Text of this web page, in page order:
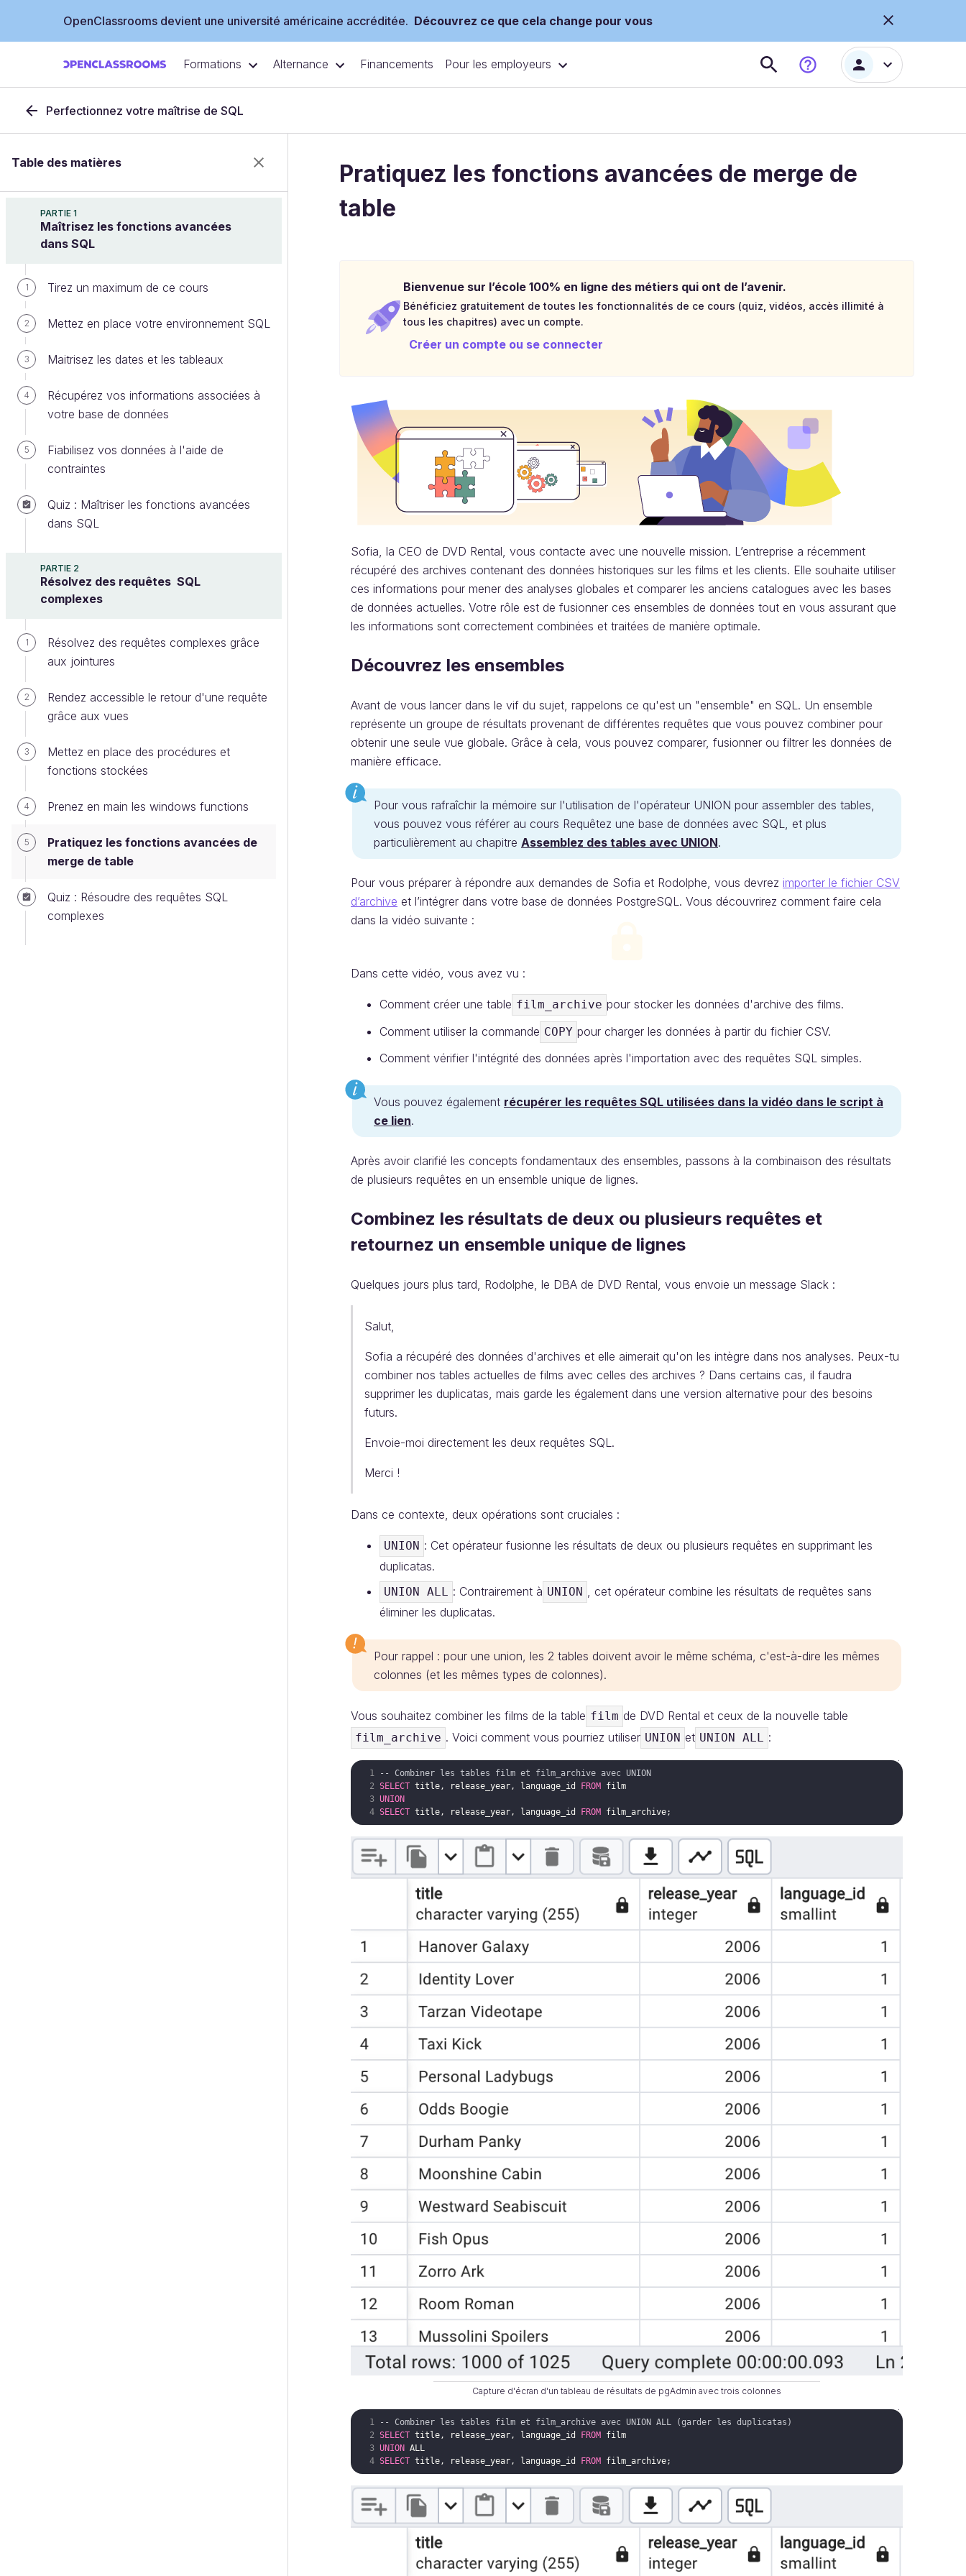
OpenClassrooms devient une université américaine accréditée. Découvrez ce que cela change pour vous
Formations Alternance Financements Pour les employeurs
Perfectionnez votre maîtrise de SQL
Table des matières
PARTIE 1
Maîtrisez les fonctions avancées
dans SQL
1 Tirez un maximum de ce cours
2 Mettez en place votre environnement SQL
3 Maitrisez les dates et les tableaux
4
Récupérez vos informations associées à
votre base de données
5
Fiabilisez vos données à l'aide de
contraintes
Quiz : Maîtriser les fonctions avancées
dans SQL
PARTIE 2
Résolvez des requêtes SQL
complexes
1
Résolvez des requêtes complexes grâce
aux jointures
2
Rendez accessible le retour d'une requête
grâce aux vues
3
Mettez en place des procédures et
fonctions stockées
4 Prenez en main les windows functions
5
Pratiquez les fonctions avancées de
merge de table
Quiz : Résoudre des requêtes SQL
complexes
Pratiquez les fonctions avancées de merge de
table
Bienvenue sur l’école 100% en ligne des métiers qui ont de l’avenir.
Bénéficiez gratuitement de toutes les fonctionnalités de ce cours (quiz, vidéos, accès illimité à
tous les chapitres) avec un compte.
Créer un compte ou se connecter
Sofia, la CEO de DVD Rental, vous contacte avec une nouvelle mission. L’entreprise a récemment
récupéré des archives contenant des données historiques sur les films et les clients. Elle souhaite utiliser
ces informations pour mener des analyses globales et comparer les anciens catalogues avec les bases
de données actuelles. Votre rôle est de fusionner ces ensembles de données tout en vous assurant que
les informations sont correctement combinées et traitées de manière optimale.
Découvrez les ensembles
Avant de vous lancer dans le vif du sujet, rappelons ce qu'est un "ensemble" en SQL. Un ensemble
représente un groupe de résultats provenant de différentes requêtes que vous pouvez combiner pour
obtenir une seule vue globale. Grâce à cela, vous pouvez comparer, fusionner ou filtrer les données de
manière efficace.
Pour vous rafraîchir la mémoire sur l'utilisation de l'opérateur UNION pour assembler des tables,
vous pouvez vous référer au cours Requêtez une base de données avec SQL, et plus
particulièrement au chapitre Assemblez des tables avec UNION.
Pour vous préparer à répondre aux demandes de Sofia et Rodolphe, vous devrez importer le fichier CSV
d’archive et l’intégrer dans votre base de données PostgreSQL. Vous découvrirez comment faire cela
dans la vidéo suivante :
Dans cette vidéo, vous avez vu :
Comment créer une table film_archive pour stocker les données d'archive des films.
Comment utiliser la commande COPY pour charger les données à partir du fichier CSV.
Comment vérifier l'intégrité des données après l'importation avec des requêtes SQL simples.
Vous pouvez également récupérer les requêtes SQL utilisées dans la vidéo dans le script à
ce lien.
Après avoir clarifié les concepts fondamentaux des ensembles, passons à la combinaison des résultats
de plusieurs requêtes en un ensemble unique de lignes.
Combinez les résultats de deux ou plusieurs requêtes et
retournez un ensemble unique de lignes
Quelques jours plus tard, Rodolphe, le DBA de DVD Rental, vous envoie un message Slack :
Salut,
Sofia a récupéré des données d'archives et elle aimerait qu'on les intègre dans nos analyses. Peux-tu
combiner nos tables actuelles de films avec celles des archives ? Dans certains cas, il faudra
supprimer les duplicatas, mais garde les également dans une version alternative pour des besoins
futurs.
Envoie-moi directement les deux requêtes SQL.
Merci !
Dans ce contexte, deux opérations sont cruciales :
UNION : Cet opérateur fusionne les résultats de deux ou plusieurs requêtes en supprimant les
duplicatas.
UNION ALL : Contrairement à UNION , cet opérateur combine les résultats de requêtes sans
éliminer les duplicatas.
Pour rappel : pour une union, les 2 tables doivent avoir le même schéma, c'est-à-dire les mêmes
colonnes (et les mêmes types de colonnes).
Vous souhaitez combiner les films de la table film de DVD Rental et ceux de la nouvelle table
film_archive . Voici comment vous pourriez utiliser UNION et UNION ALL :
-- Combiner les tables film et film_archive avec UNION
SELECT title, release_year, language_id FROM
film
UNION
SELECT title, release_year, language_id FROM film_archive
Capture d'écran d'un tableau de résultats de pgAdmin avec trois colonnes
-- Combiner les tables film et film_archive avec UNION ALL (garder les duplicatas)
SELECT title, release_year, language_id FROM
film
UNION ALL
SELECT title, release_year, language_id FROM film_archive